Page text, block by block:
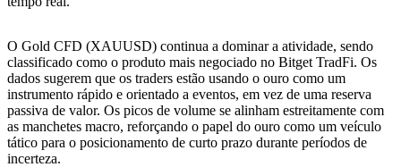
O Gold CFD (XAUUSD) continua a dominar a atividade, sendo
classificado como o produto mais negociado no Bitget TradFi. Os
dados sugerem que os traders estão usando o ouro como um
instrumento rápido e orientado a eventos, em vez de uma reserva
passiva de valor. Os picos de volume se alinham estreitamente com
as manchetes macro, reforçando o papel do ouro como um veículo
tático para o posicionamento de curto prazo durante períodos de
incerteza.